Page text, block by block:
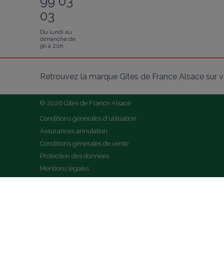
03
Du lundi au
dimanche de
9h à 20h
Retrouvez la marque Gîtes de France Alsace sur
© 2026 Gîtes de France Alsace
Conditions générales d'utilisation
Assurances annulation
Conditions générales de vente
Protection des données
Mentions légales